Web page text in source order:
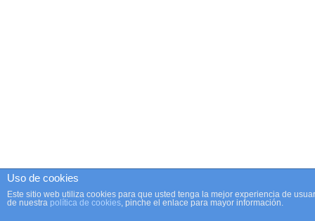
Uso de cookies
Este sitio web utiliza cookies para que usted tenga la mejor experiencia de
de nuestra política de cookies, pinche el enlace para mayor información.